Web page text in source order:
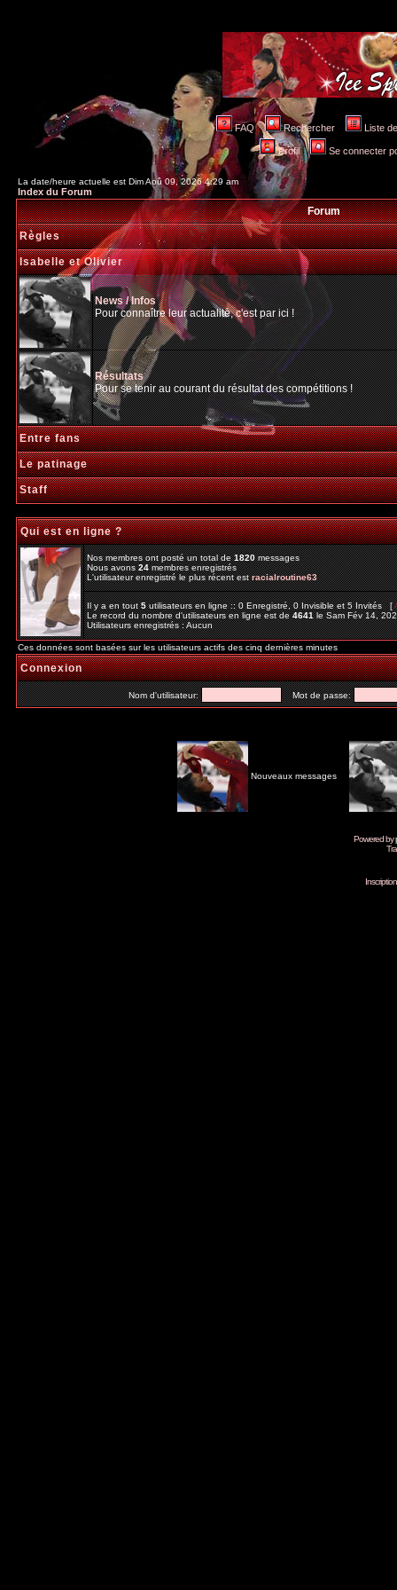
FAQ Rechercher Liste
Profil Se connecter
La date/heure actuelle est Dim Aoû 09, 2026 4:29 am
Index du Forum
Forum
Règles
Isabelle et Olivier
News / Infos
Pour connaître leur actualité, c'est par ici !
Résultats
Pour se tenir au courant du résultat des compétitions !
Entre fans
Le patinage
Staff
Qui est en ligne ?
Nos membres ont posté un total de1820messages
Nous avons24membres enregistrés
L'utilisateur enregistré le plus récent estracialroutine63
Il y a en tout5utilisateurs en ligne :: 0 Enregistré, 0 Invisible et 5 Invités [
Le record du nombre d'utilisateurs en ligne est de4641le Sam Fév 14,
Utilisateurs enregistrés : Aucun
Ces données sont basées sur les utilisateurs actifs des cinq dernières minutes
Connexion
Nom d'utilisateur: Mot de passe:
Nouveaux messages
Powered by